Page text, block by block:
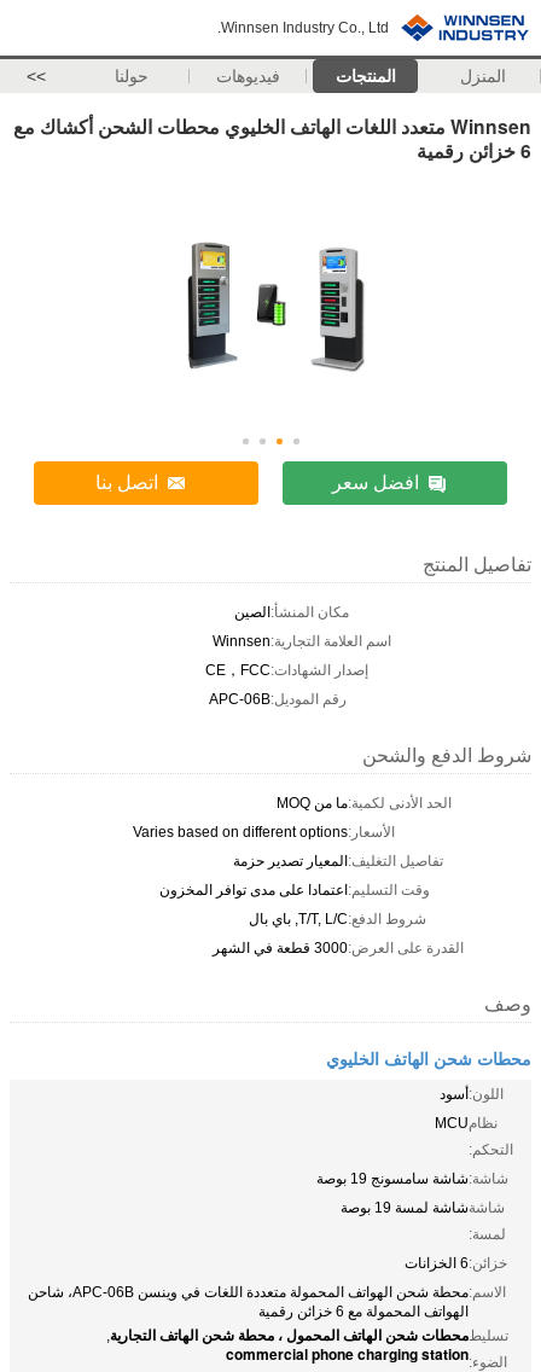
Winnsen Industry Co., Ltd.
المنزل المنتجات فيديوهات حولنا >>
Winnsen متعدد اللغات الهاتف الخليوي محطات الشحن أكشاك مع
6 خزائن رقمية
افضل سعر اتصل بنا
تفاصيل المنتج
مكان المنشأ:الصين
اسم العلامة التجارية:Winnsen
إصدار الشهادات:CE，FCC
رقم الموديل:APC-06B
شروط الدفع والشحن
الحد الأدنى لكمية:ما من MOQ
الأسعار:Varies based on different options
تفاصيل التغليف:المعيار تصدير حزمة
وقت التسليم:اعتمادا على مدى توافر المخزون
شروط الدفع:T/T, L/C, باي بال
القدرة على العرض:3000 قطعة في الشهر
وصف
محطات شحن الهاتف الخليوي
اللون:أسود
نظام
التحكم:
MCU
شاشة:شاشة سامسونج 19 بوصة
شاشة
لمسة:
شاشة لمسة 19 بوصة
خزائن:6 الخزانات
الاسم:
محطة شحن الهواتف المحمولة متعددة اللغات في وينسن APC-06B، شاحن
الهواتف المحمولة مع 6 خزائن رقمية
تسليط
الضوء:
محطات شحن الهاتف المحمول ، محطة شحن الهاتف التجارية,
commercial phone charging station